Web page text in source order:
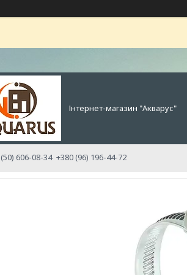
Інтернет-магазин "Акварус"
606-08-34 +380 (96) 196-44-72